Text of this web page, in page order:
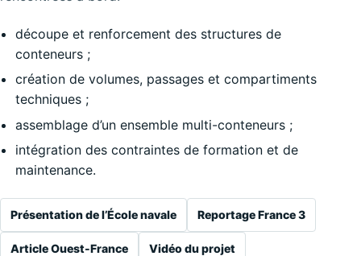
découpe et renforcement des structures de
conteneurs ;
création de volumes, passages et compartiments
techniques ;
assemblage d’un ensemble multi-conteneurs ;
intégration des contraintes de formation et de
maintenance.
Présentation de l’École navale Reportage France 3
Article Ouest-France Vidéo du projet